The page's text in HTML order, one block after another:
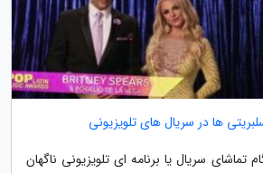
سریال یا برنامه ای تلویزیونی ناگهان